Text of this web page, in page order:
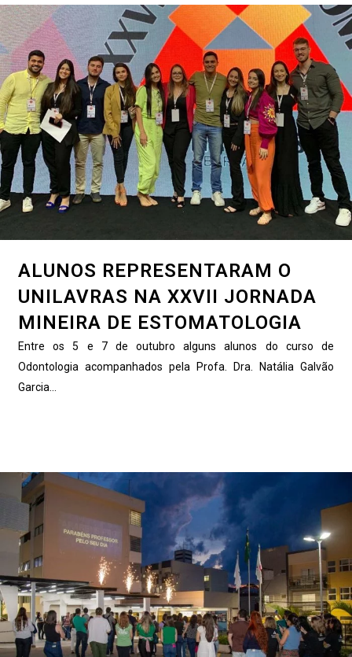
ALUNOS REPRESENTARAM O
UNILAVRAS NA XXVII JORNADA
MINEIRA DE ESTOMATOLOGIA
Entre os 5 e 7 de outubro alguns alunos do curso de
Odontologia acompanhados pela Profa. Dra. Natália Galvão
Garcia...